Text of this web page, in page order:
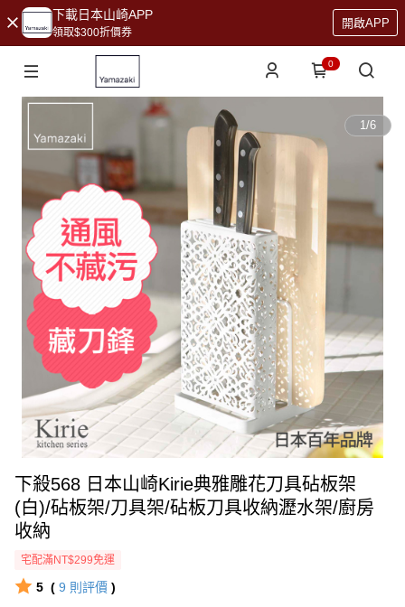
下載日本山崎APP
領取$300折價券
開啟APP
0
1/6
下殺568 日本山崎Kirie典雅雕花刀具砧板架
(白)/砧板架/刀具架/砧板刀具收納瀝水架/廚房
收納
宅配滿NT$299免運
5 ( 9 則評價 )